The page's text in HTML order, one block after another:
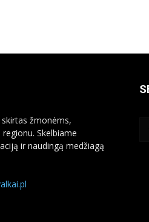
žmonėms,
Skelbiame
ir naudingą medžiagą